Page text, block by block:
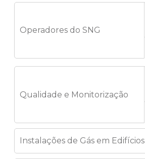
Operadores do SNG
Qualidade e Monitorização
Instalações de Gás em Edifícios